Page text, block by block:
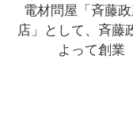
電材問屋「斉藤
店」として、斉藤
よって創業